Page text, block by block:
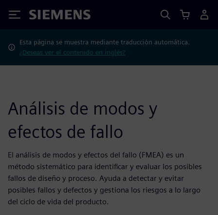
Siemens
Esta página se muestra mediante traducción automática.
¿Deseas ver el contenido en inglés?
Análisis de modos y
efectos de fallo
El análisis de modos y efectos del fallo (FMEA) es un
método sistemático para identificar y evaluar los posibles
fallos de diseño y proceso. Ayuda a detectar y evitar
posibles fallos y defectos y gestiona los riesgos a lo largo
del ciclo de vida del producto.